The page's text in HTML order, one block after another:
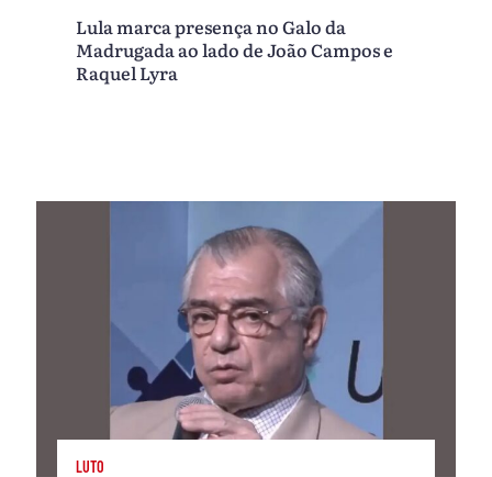
Lula marca presença no Galo da
Madrugada ao lado de João Campos e
Raquel Lyra
LUTO